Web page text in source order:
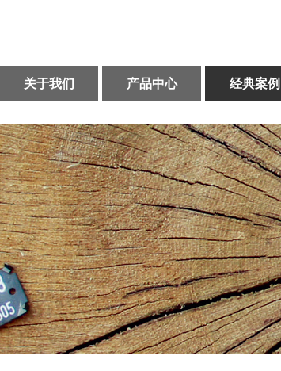
关于我们 产品中心 经典案例